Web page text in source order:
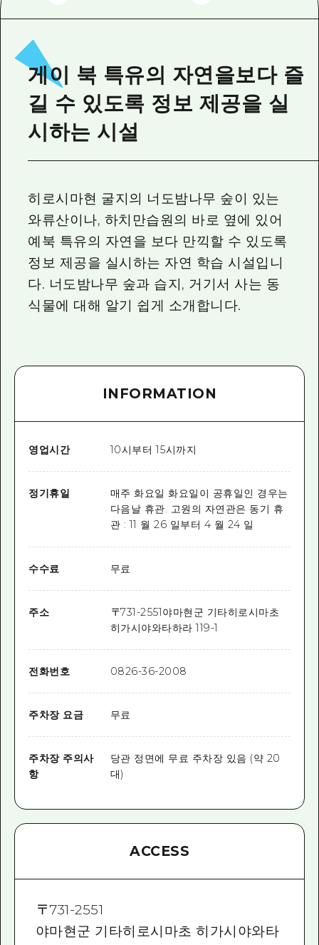
사진 다운로드
재해가 발생했을 때의 교통 정보
관광 안내 책자
게이 북 특유의 자연을보다 즐
길 수 있도록 정보 제공을 실
시하는 시설
히로시마현 굴지의 너도밤나무 숲이 있는
와류산이나, 하치만습원의 바로 옆에 있어
예북 특유의 자연을 보다 만끽할 수 있도록
정보 제공을 실시하는 자연 학습 시설입니
다. 너도밤나무 숲과 습지, 거기서 사는 동
식물에 대해 알기 쉽게 소개합니다.
INFORMATION
영업시간 10시부터 15시까지
정기휴일
매주 화요일 화요일이 공휴일인 경우는
다음날 휴관. 고원의 자연관은 동기 휴
관 : 11 월 26 일부터 4 월 24 일
수수료 무료
주소 〒731-2551야마현군 기타히로시마초
히가시야와타하라 119-1
전화번호 0826-36-2008
주차장 요금 무료
주차장 주의사
항
당관 정면에 무료 주차장 있음 (약 20
대)
ACCESS
〒731-2551
야마현군 기타히로시마초 히가시야와타